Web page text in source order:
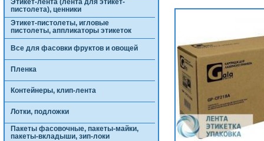
Этикет-лента (лента для этикет-
пистолета), ценники
Этикет-пистолеты, игловые
пистолеты, аппликаторы этикеток
Все для фасовки фруктов и овощей
Пленка
Контейнеры, клип-лента
Лотки, подложки
Пакеты фасовочные, пакеты-майки,
пакеты-вкладыши, зип-локи